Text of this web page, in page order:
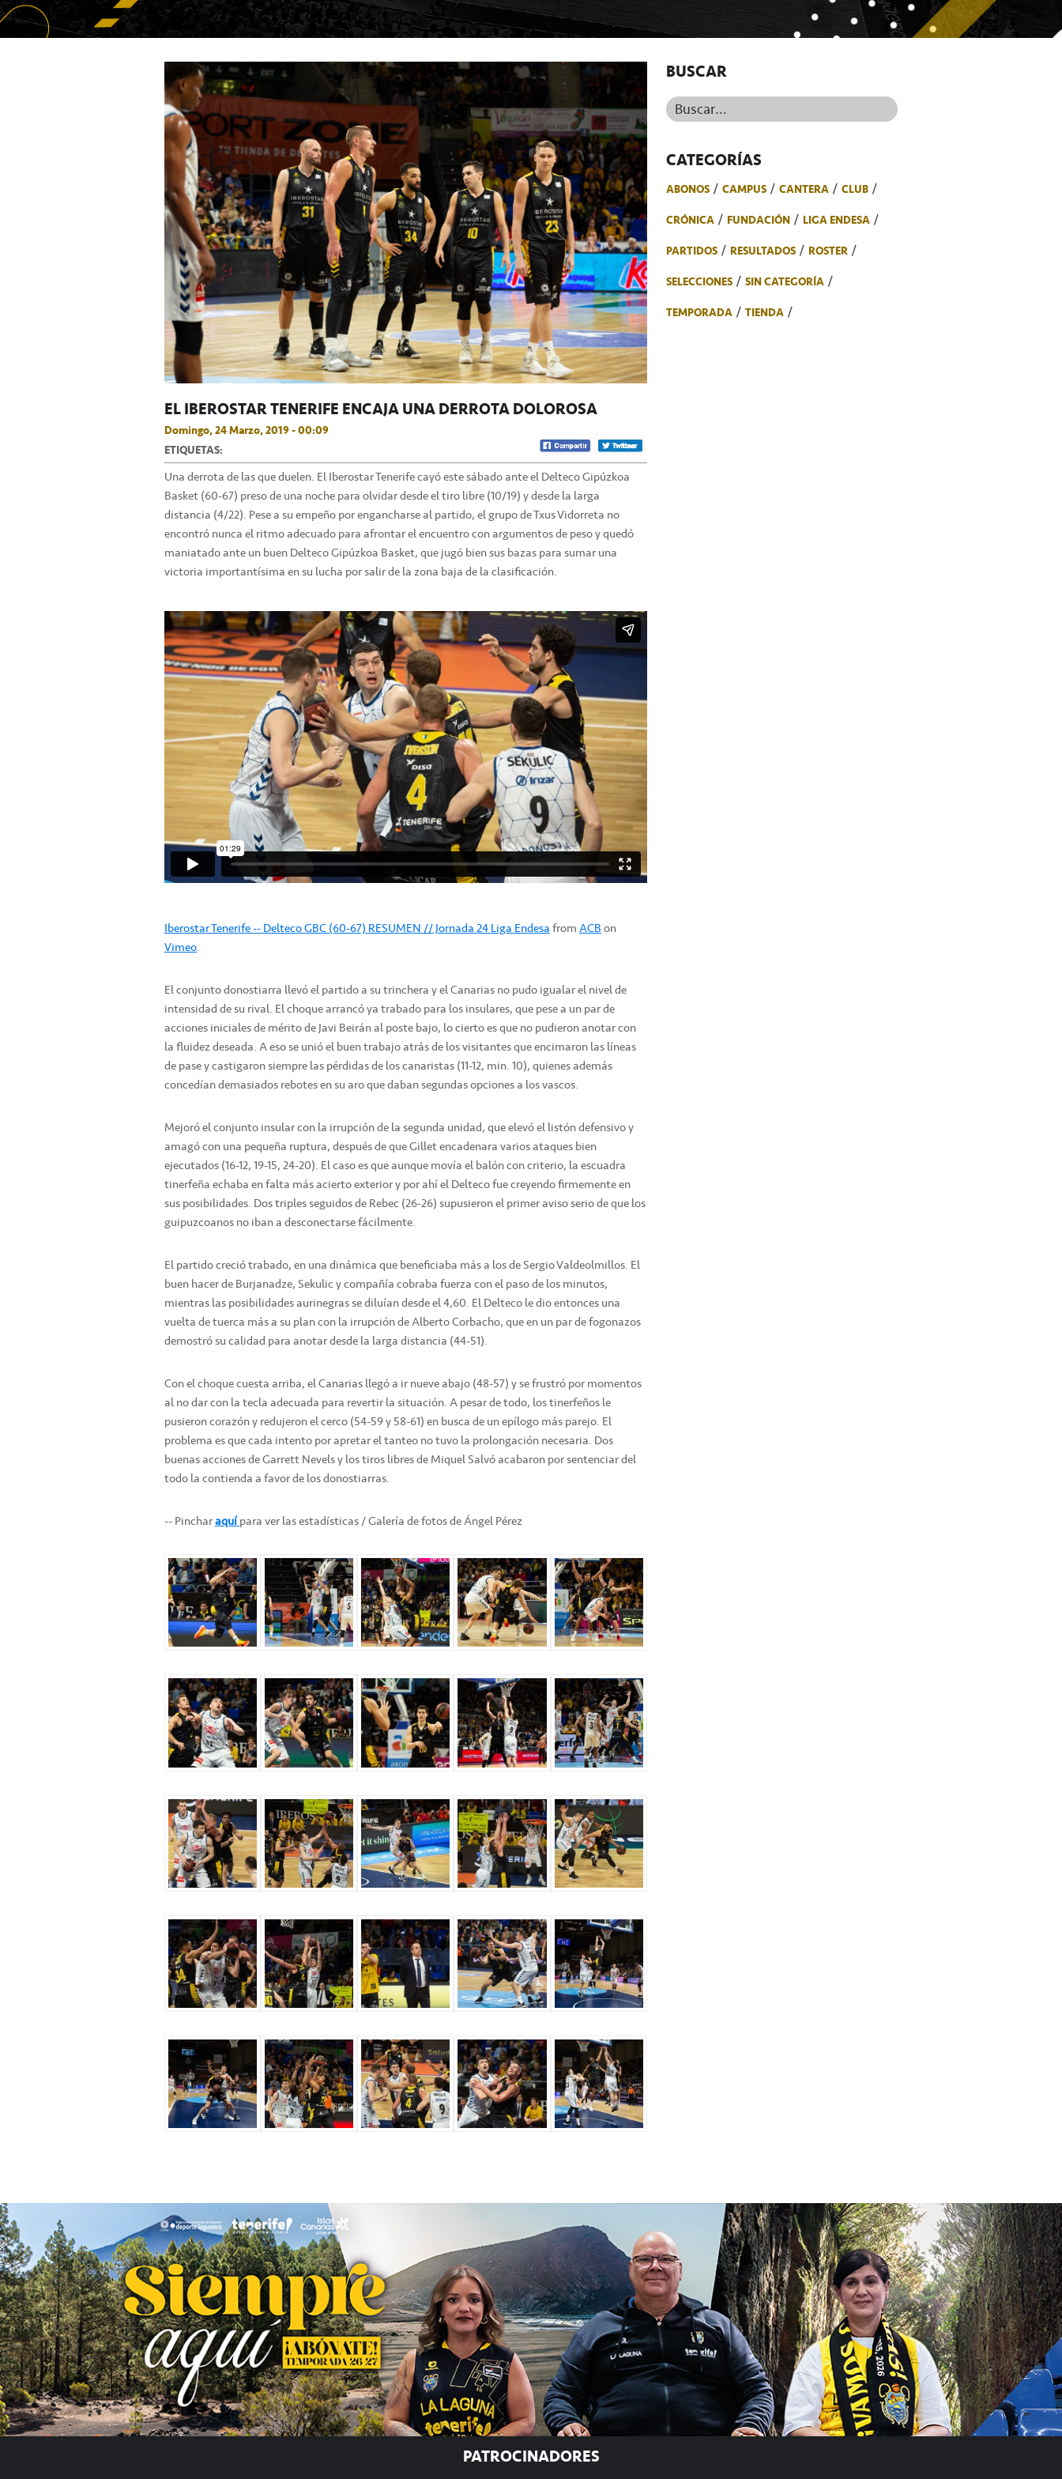
EL IBEROSTAR TENERIFE ENCAJA UNA DERROTA DOLOROSA
Domingo, 24 Marzo, 2019 - 00:09
ETIQUETAS:
Una derrota de las que duelen. El Iberostar Tenerife cayó este sábado ante el Delteco Gipúzkoa
Basket (60-67) preso de una noche para olvidar desde el tiro libre (10/19) y desde la larga
distancia (4/22). Pese a su empeño por engancharse al partido, el grupo de Txus Vidorreta no
encontró nunca el ritmo adecuado para afrontar el encuentro con argumentos de peso y quedó
maniatado ante un buen Delteco Gipúzkoa Basket, que jugó bien sus bazas para sumar una
victoria importantísima en su lucha por salir de la zona baja de la clasificación.
Iberostar Tenerife -- Delteco GBC (60-67) RESUMEN // Jornada 24 Liga EndesafromACBon
Vimeo.
El conjunto donostiarra llevó el partido a su trinchera y el Canarias no pudo igualar el nivel de
intensidad de su rival. El choque arrancó ya trabado para los insulares, que pese a un par de
acciones iniciales de mérito de Javi Beirán al poste bajo, lo cierto es que no pudieron anotar con
la fluidez deseada. A eso se unió el buen trabajo atrás de los visitantes que encimaron las líneas
de pase y castigaron siempre las pérdidas de los canaristas (11-12, min. 10), quienes además
concedían demasiados rebotes en su aro que daban segundas opciones a los vascos.
Mejoró el conjunto insular con la irrupción de la segunda unidad, que elevó el listón defensivo y
amagó con una pequeña ruptura, después de que Gillet encadenara varios ataques bien
ejecutados (16-12, 19-15, 24-20). El caso es que aunque movía el balón con criterio, la escuadra
tinerfeña echaba en falta más acierto exterior y por ahí el Delteco fue creyendo firmemente en
sus posibilidades. Dos triples seguidos de Rebec (26-26) supusieron el primer aviso serio de que los
guipuzcoanos no iban a desconectarse fácilmente.
El partido creció trabado, en una dinámica que beneficiaba más a los de Sergio Valdeolmillos. El
buen hacer de Burjanadze, Sekulic y compañía cobraba fuerza con el paso de los minutos,
mientras las posibilidades aurinegras se diluían desde el 4,60. El Delteco le dio entonces una
vuelta de tuerca más a su plan con la irrupción de Alberto Corbacho, que en un par de fogonazos
demostró su calidad para anotar desde la larga distancia (44-51).
Con el choque cuesta arriba, el Canarias llegó a ir nueve abajo (48-57) y se frustró por momentos
al no dar con la tecla adecuada para revertir la situación. A pesar de todo, los tinerfeños le
pusieron corazón y redujeron el cerco (54-59 y 58-61) en busca de un epílogo más parejo. El
problema es que cada intento por apretar el tanteo no tuvo la prolongación necesaria. Dos
buenas acciones de Garrett Nevels y los tiros libres de Miquel Salvó acabaron por sentenciar del
todo la contienda a favor de los donostiarras.
-- Pincharaquípara ver las estadísticas / Galería de fotos de Ángel Pérez
BUSCAR
Buscar...
CATEGORÍAS
ABONOS CAMPUS CANTERA
CLUB
CRÓNICA
FUNDACIÓN
LIGA ENDESA
PARTIDOS
RESULTADOS
ROSTER
SELECCIONES
SIN CATEGORÍA
TEMPORADA
TIENDA
PATROCINADORES